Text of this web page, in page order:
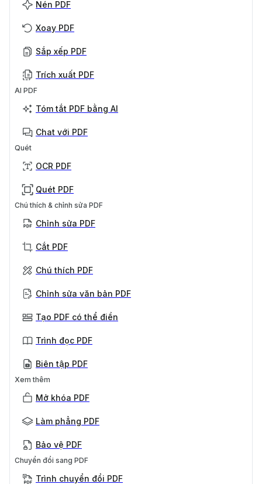
Nén PDF
Xoay PDF
Sắp xếp PDF
Trích xuất PDF
AI PDF
Tóm tắt PDF bằng AI
Chat với PDF
Quét
OCR PDF
Quét PDF
Chú thích & chỉnh sửa PDF
Chỉnh sửa PDF
Cắt PDF
Chú thích PDF
Chỉnh sửa văn bản PDF
Tạo PDF có thể điền
Trình đọc PDF
Biên tập PDF
Xem thêm
Mở khóa PDF
Làm phẳng PDF
Bảo vệ PDF
Chuyển đổi sang PDF
Trình chuyển đổi PDF